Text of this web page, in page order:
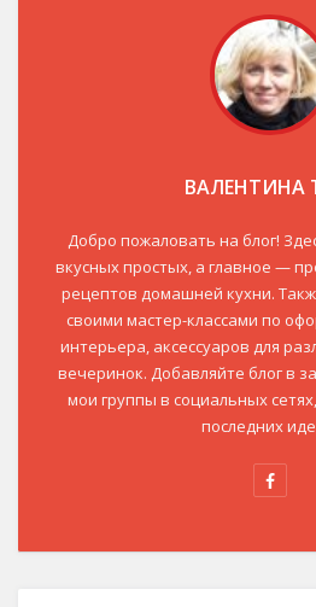
ВАЛЕНТИНА
Добро пожаловать на блог!
вкусных простых, а главное —
рецептов домашней кухни.
своими мастер-классами по
интерьера, аксессуаров для
вечеринок. Добавляйте блог в
мои группы в социальных
последних